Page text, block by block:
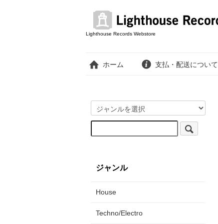
Lighthouse Records Webstore
ホーム 支払・配送について
ジャンル
House
Techno/Electro